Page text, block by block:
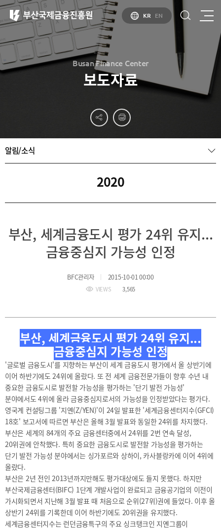
부산
소개
산업현황
브로슈어
정책 소개
금융생태계
입주환경
소개
인센티브
및
협력
사원기관
유관기관
공지사항보도자료
2026
2025
2024
2022
2021
2020
진흥원
소식
국내외
IR
새소식
언론보도
[48400] 부산광역시 남구 문현금융로40
부산국제금융센터 52층 부산국제금융진흥원
TEL.051-647-9052 / FAX.051-633-0398
KR EN
Busan Finance Center
보도자료
알림/소식
2020
부산, 세계금융도시 평가 24위 유지...
금융중심지 가능성 인정
BFC관리자 2015-10-01 00:00
VIEWS 3,565
부산, 세계금융도시 평가 24위 유지...
금융중심지 가능성 인정
'글로벌 금융도시'를 지향하는 부산이 세계 금융도시 평가에서 올 상반기에
이어 하반기에도 24위에 올랐다. 또 전 세계 금융전문가들이 향후 수년 내
중요한 금융도시로 발전할 가능성을 평가하는 '단기 발전 가능성'
분야에서도 4위에 올라 금융중심지로서의 가능성을 인정받았다는 평가다.
영국계 컨설팅그룹 '지옌(Z/YEN)'이 24일 발표한 '세계금융센터지수(GFCI)
18호' 보고서에 따르면 부산은 올해 3월 발표와 동일한 24위를 차지했다.
부산은 세계의 84개의 주요 금융센터중에서 24위를 2번 연속 달성,
20위권에 안착했다. 특히 중요한 금융도시로 발전할 가능성을 평가하는
단기 발전 가능성 분야에서는 싱가포르와 상하이, 카사블랑카에 이어 4위에
올랐다.
부산은 2년 전인 2013년까지만해도 평가대상에도 들지 못했다. 하지만
부산국제금융센터(BIFC) 1단계 개발사업이 완료되고 금융공기업의 이전이
가시화되면서 지난해 3월 발표 때 처음으로 순위(27위)권에 들었다. 이후 올
상반기 24위를 기록한데 이어 하반기에도 20위권을 유지했다.
세계금융센터지수는 런던금융특구의 주요 싱크탱크인 지옌그룹이